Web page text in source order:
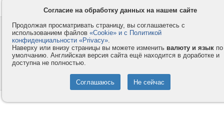
Контакты
Компания
Privacy и Cookie
Услуги
Как оплатить
Помощь
© 2008-2026
- Все права защищены.
Согласие на обработку данных на нашем сайте
Продолжая просматривать страницу, вы соглашаетесь с
использованием файлов «Cookie» и с Политикой
конфиденциальности «Privacy».
Наверху или внизу страницы вы можете изменить валюту и язык по
умолчанию. Английская версия сайта ещё находится в доработке и
доступна не полностью.